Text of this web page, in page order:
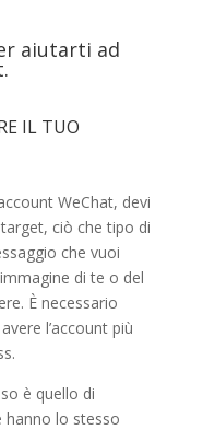
aiutarti ad
IL TUO
WeChat, devi
ciò che tipo di
che vuoi
di te o del
È necessario
l’account più
è quello di
hanno lo stesso